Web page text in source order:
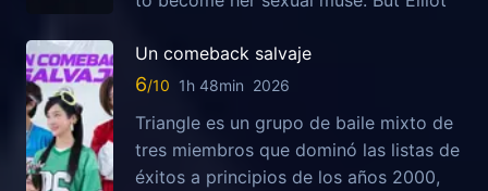
Un comeback salvaje
6 1h 48min 2026
Triangle es un grupo de baile mixto de
tres miembros que dominó las listas de
éxitos a principios de los años 2000,